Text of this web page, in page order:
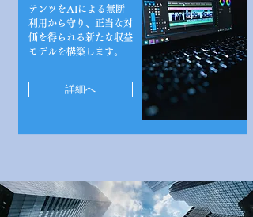
テンツをAIによる無断
利用から守り、正当な対
価を得られる新たな収益
モデルを構築します。
詳細へ